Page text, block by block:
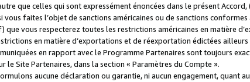
que celles qui sont expressément énoncées dans le présent
vous faites l’objet de sanctions américaines ou de sanctions
que vous respecterez toutes les restrictions américaines en matière
en matière d’exportations et de réexportation édictées
en rapport avec le Programme Partenaires sont toujours
le Site Partenaires, dans la section « Paramètres du Compte ».
aucune déclaration ou garantie, ni aucun engagement,